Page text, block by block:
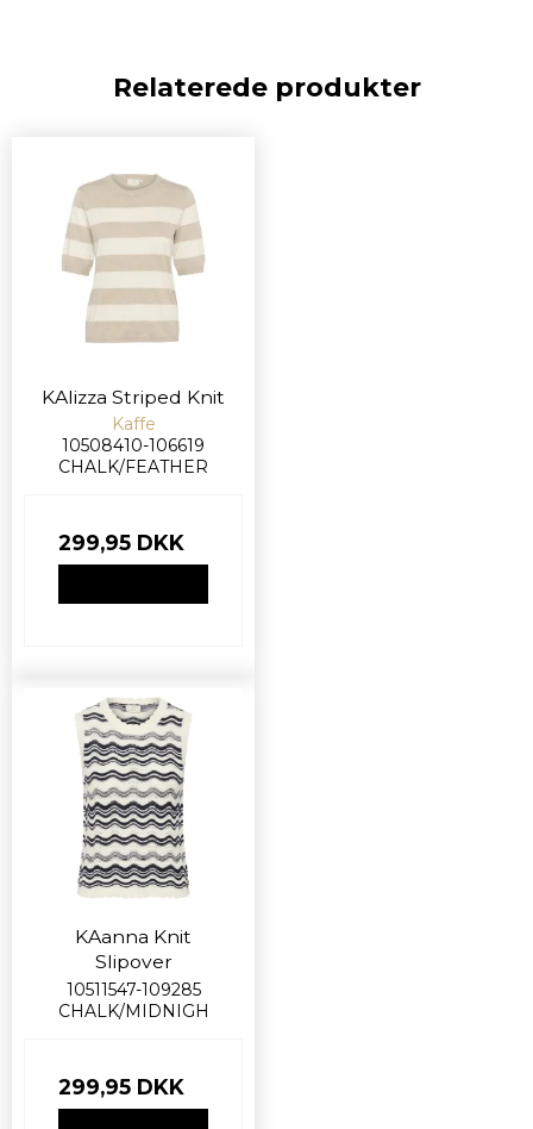
Relaterede produkter
KAlizza Striped Knit
Kaffe
10508410-106619
CHALK/FEATHER
299,95 DKK
KAanna Knit
Slipover
10511547-109285
CHALK/MIDNIGH
299,95 DKK